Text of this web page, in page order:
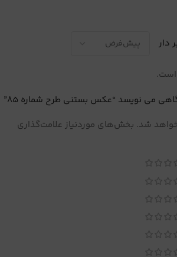
دار
است.
می نویسد “عکس بستنی طرح شماره 85”
شد. بخش‌های موردنیاز علامت‌گذاری